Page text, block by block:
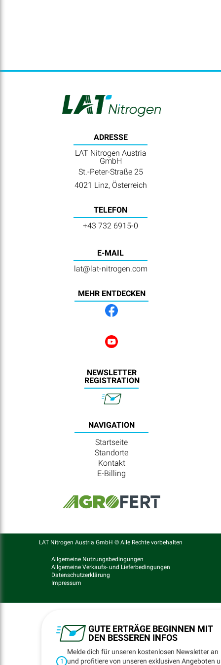
GUTE ERTRÄGE BEGINNEN MIT
DEN BESSEREN INFOS
1
Melde dich für unseren kostenlosen Newsletter an
und profitiere von unseren exklusiven Angeboten
ADRESSE
LAT Nitrogen Austria
GmbH
St.-Peter-Straße 25
4021 Linz, Österreich
TELEFON
+43 732 6915-0
E-MAIL
lat@lat-nitrogen.com
MEHR ENTDECKEN
NEWSLETTER
REGISTRATION
NAVIGATION
Startseite
Standorte
Kontakt
E-Billing
LAT Nitrogen Austria GmbH © Alle Rechte vorbehalten
Allgemeine Nutzungsbedingungen
Allgemeine Verkaufs- und Lieferbedingungen
Datenschutzerklärung
Impressum